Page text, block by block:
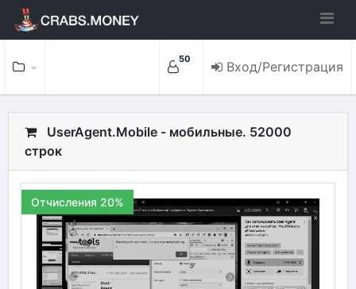
50 Вход/Регистрация
UserAgent.Mobile - мобильные. 52000
строк
Отчисления 20%